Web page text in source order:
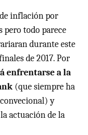
inflación por
todo parece
durante este
de 2017. Por
enfrentarse a la
(que siempre ha
y
actuación de la